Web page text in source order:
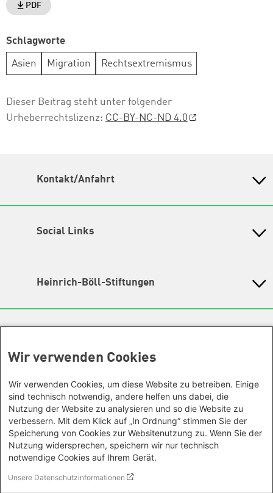
PDF
Schlagworte
Asien Migration Rechtsextremismus
Dieser Beitrag steht unter folgender
Urheberrechtslizenz: CC-BY-NC-ND 4.0
Kontakt/Anfahrt
in der Heinrich-Böll-Stiftung e.V.
Geschäftsstelle
noch Fragen zu einer unserer Veranstaltungen? Sie
haben eine interessante Anregung? Das
Team unserer Geschäftsstellegibt Ihnen gerne Auskunft.
Ansonsten kontaktieren Sie uns gerne auch über unsere
Social Media Kanäle!
Unsere Räumlichkeiten sind leider nicht barrierefrei, wir
bemühen uns aber barrierefreie Veranstaltungsorte
Social Links
TikTok
Threads
Mastodon
Heinrich-Böll-Stiftungen
Baden-Württemberg
Berlin
Brandenburg
Bremen
Hamburg
Hessen
Asien
Büro Neu-Delhi - Indien
Büro Phnom Penh - Kambodscha
Büro Südostasien
Büro Seoul - Ostasien | Globaler
Dialog
Afrika
Büro Horn von Afrika -
Footer menu
Datenschutzinformation
Wir verwenden Cookies
Wir verwenden Cookies, um diese Website zu betreiben. Einige
sind technisch notwendig, andere helfen uns dabei, die
Nutzung der Website zu analysieren und so die Website zu
verbessern. Mit dem Klick auf „In Ordnung“ stimmen Sie der
Speicherung von Cookies zur Websitenutzung zu. Wenn Sie der
Nutzung widersprechen, speichern wir nur technisch
notwendige Cookies auf Ihrem Gerät.
Unsere Datenschutzinformationen